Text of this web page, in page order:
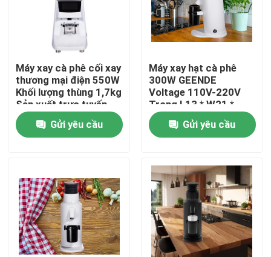
Nhà
Hướng dẫn VR
Về chúng tôi
Máy xay cà phê cối xay
thương mại điện 550W
Khối lượng thùng 1,7kg
Sản xuất trực tuyến
Gửi yêu cầu
Máy xay hạt cà phê
300W GEENDE
Voltage 110V-220V
Trong L13 * W21 *
H32CM
Gửi yêu cầu